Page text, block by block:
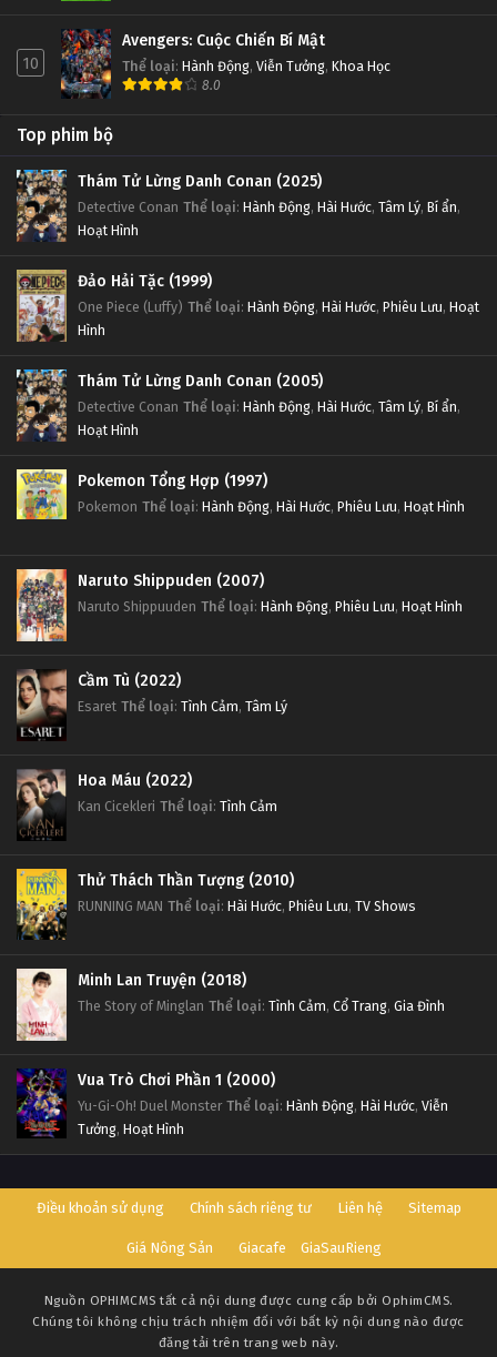
10
Avengers: Cuộc Chiến Bí Mật
Thể loại: Hành Động, Viễn Tưởng, Khoa Học
8.0
Top phim bộ
Thám Tử Lừng Danh Conan (2025)
Detective Conan Thể loại: Hành Động, Hài Hước, Tâm Lý, Bí ẩn,
Hoạt Hình
Đảo Hải Tặc (1999)
One Piece (Luffy) Thể loại: Hành Động, Hài Hước, Phiêu Lưu, Hoạt
Hình
Thám Tử Lừng Danh Conan (2005)
Detective Conan Thể loại: Hành Động, Hài Hước, Tâm Lý, Bí ẩn,
Hoạt Hình
Pokemon Tổng Hợp (1997)
Pokemon Thể loại: Hành Động, Hài Hước, Phiêu Lưu, Hoạt Hình
Naruto Shippuden (2007)
Naruto Shippuuden Thể loại: Hành Động, Phiêu Lưu, Hoạt Hình
Cầm Tù (2022)
Esaret Thể loại: Tình Cảm, Tâm Lý
Hoa Máu (2022)
Kan Cicekleri Thể loại: Tình Cảm
Thử Thách Thần Tượng (2010)
RUNNING MAN Thể loại: Hài Hước, Phiêu Lưu, TV Shows
Minh Lan Truyện (2018)
The Story of Minglan Thể loại: Tình Cảm, Cổ Trang, Gia Đình
Vua Trò Chơi Phần 1 (2000)
Yu-Gi-Oh! Duel Monster Thể loại: Hành Động, Hài Hước, Viễn
Tưởng, Hoạt Hình
Điều khoản sử dụng Chính sách riêng tư Liên hệ Sitemap
Giá Nông Sản Giacafe GiaSauRieng
Nguồn OPHIMCMS tất cả nội dung được cung cấp bởi OphimCMS.
Chúng tôi không chịu trách nhiệm đối với bất kỳ nội dung nào được
đăng tải trên trang web này.